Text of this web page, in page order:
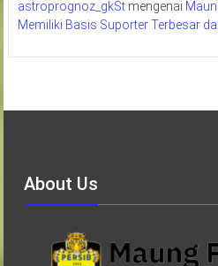
astroprognoz_gkStmengenai
Memiliki Basis Suporter Terbesar
About Us